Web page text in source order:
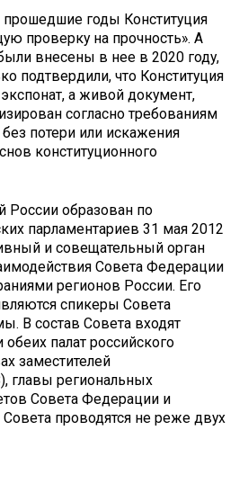
прошедшие годы Конституция
проверку на прочность». А
внесены в нее в 2020 году,
подтвердили, что Конституция
а живой документ,
согласно требованиям
потери или искажения
конституционного
России образован по
парламентариев 31 мая 2012
и совещательный орган
Совета Федерации
регионов России. Его
спикеры Совета
В состав Совета входят
палат российского
заместителей
главы региональных
Совета Федерации и
проводятся не реже двух